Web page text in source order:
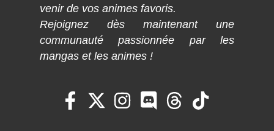
venir de vos animes favoris.
Rejoignez dès maintenant une
communauté passionnée par les
mangas et les animes !